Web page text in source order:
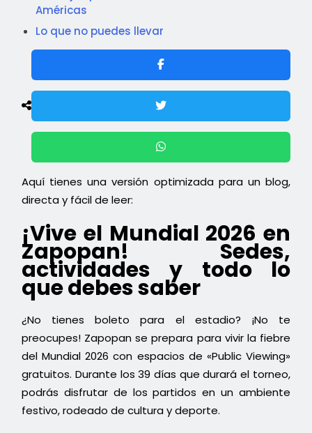
Américas
Lo que no puedes llevar
Aquí tienes una versión optimizada para un blog,
directa y fácil de leer:
¡Vive el Mundial 2026 en
Zapopan! Sedes,
actividades y todo lo
que debes saber
¿No tienes boleto para el estadio? ¡No te
preocupes! Zapopan se prepara para vivir la fiebre
del Mundial 2026 con espacios de «Public Viewing»
gratuitos. Durante los 39 días que durará el torneo,
podrás disfrutar de los partidos en un ambiente
festivo, rodeado de cultura y deporte.